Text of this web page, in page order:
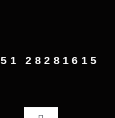
28281615